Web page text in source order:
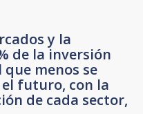
y la
de la inversión
menos se
el futuro, con la
de cada sector,